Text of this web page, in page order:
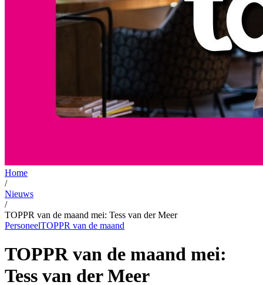
Home
/
Nieuws
/
TOPPR van de maand mei: Tess van der Meer
PersoneelTOPPR van de maand
TOPPR van de maand mei:
Tess van der Meer